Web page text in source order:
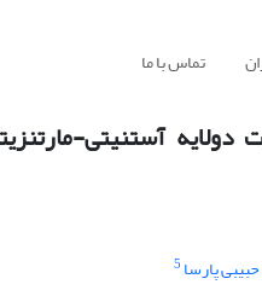
تماس با ما
آستنیتی-
پارسا 5